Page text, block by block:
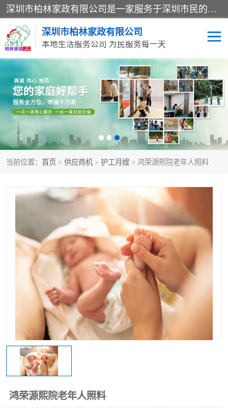
深圳市柏林家政有限公司是一家服务于深圳市民的专业家政公司。致力于为客户提供高质量、多维度的家庭服务，包括养老、母婴、月嫂育婴早教、康复理疗、家电清洗和保洁等方面的专业服务。
深圳市柏林家政有限公司
本地生活服务公司 为民服务每一天
当前位置： 首页 > 供应商机 > 护工月嫂 > 鸿荣源熙院老年人照料
鸿荣源熙院老年人照料
家居保洁 护工月嫂
家庭保姆 家政服务